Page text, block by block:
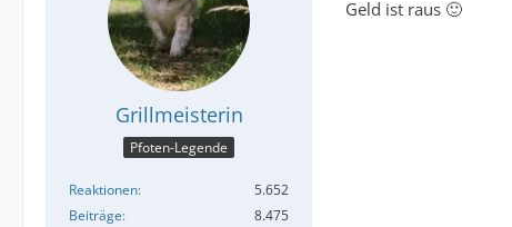
Grillmeisterin
Pfoten-Legende
Reaktionen
5.652
Beiträge
8.475
Geld ist raus 🙂